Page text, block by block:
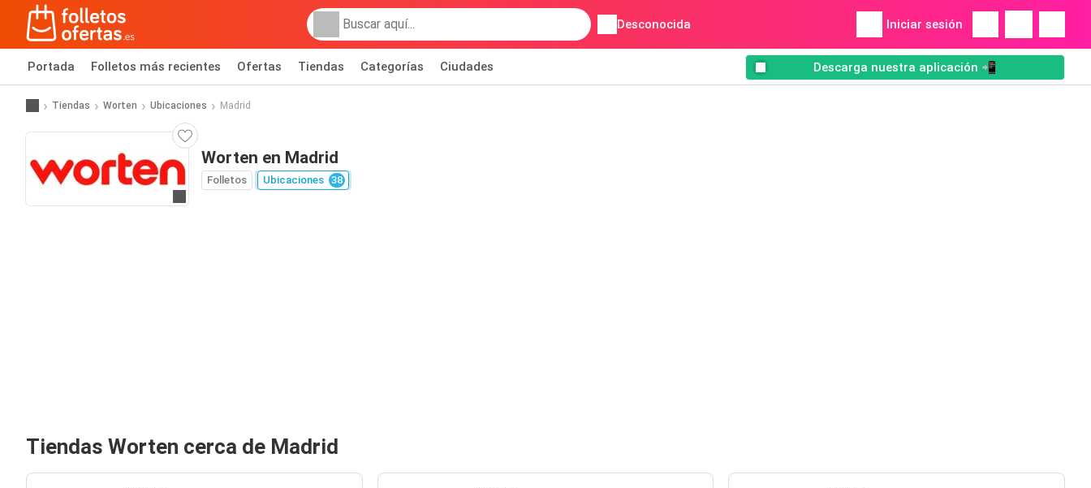
Desconocida Iniciar sesión
Portada Folletos más recientes Ofertas Tiendas Categorías Ciudades Descarga nuestra aplicación 📲
Tiendas Worten Ubicaciones Madrid
Worten en Madrid
Folletos Ubicaciones 38
Tiendas Worten cerca de Madrid